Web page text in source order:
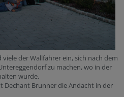
der Wallfahrer ein, sich nach dem
zu machen, wo in der
wurde.
Dechant Brunner die Andacht in der